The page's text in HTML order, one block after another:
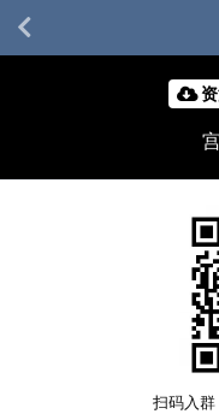
扫码入